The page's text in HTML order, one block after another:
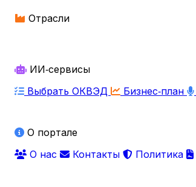
Отрасли
ИИ‑сервисы
Выбрать ОКВЭД
Бизнес‑план
О портале
О нас
Контакты Политика